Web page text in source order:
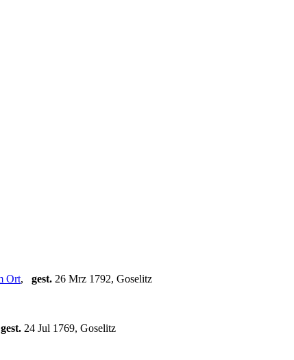
, gest. 26 Mrz 1792, Goselitz
gest. 24 Jul 1769, Goselitz